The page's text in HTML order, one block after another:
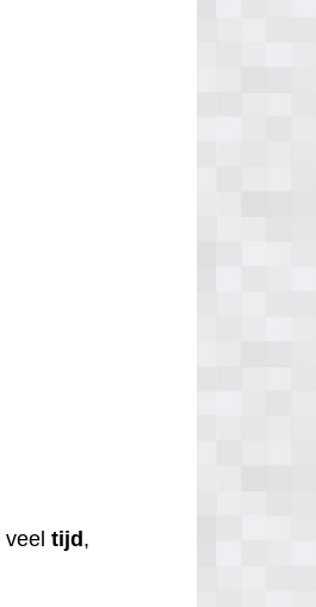
veeltijd,